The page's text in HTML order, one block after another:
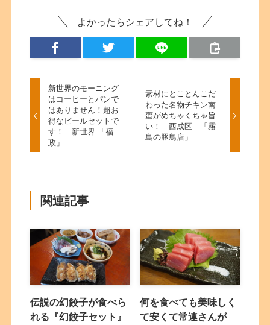
よかったらシェアしてね！
新世界のモーニング
はコーヒーとパンで
はありません！超お
得なビールセットで
す！ 新世界 「福
政」
素材にとことんこだ
わった名物チキン南
蛮がめちゃくちゃ旨
い！ 西成区 「霧
島の豚鳥店」
関連記事
伝説の幻餃子が食べら
れる『幻餃子セット』
何を食べても美味しく
て安くて常連さんが